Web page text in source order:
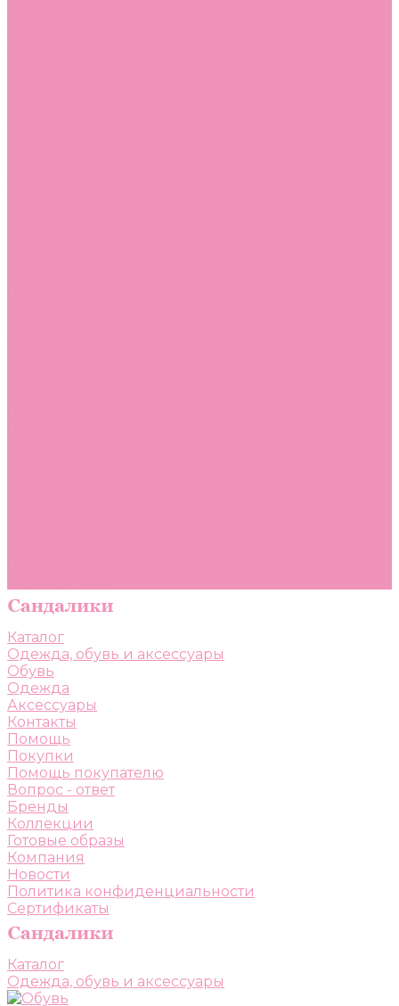
Каталог
Одежда, обувь и аксессуары
Обувь
Одежда
Аксессуары
Контакты
Помощь
Покупки
Помощь покупателю
Вопрос - ответ
Бренды
Коллекции
Готовые образы
Компания
Новости
Политика конфиденциальности
Сертификаты
Каталог
Одежда, обувь и аксессуары